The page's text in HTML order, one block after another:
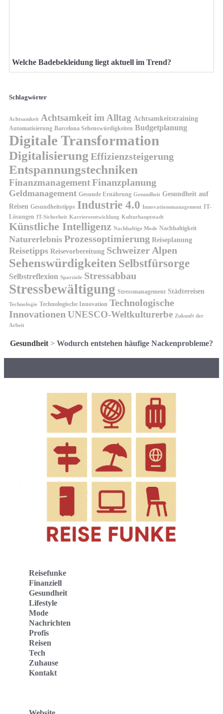
Welche Badebekleidung liegt aktuell im Trend?
Schlagwörter
Achtsamkeit Achtsamkeit im Alltag Achtsamkeitstraining
Automatisierung Barcelona Sehenswürdigkeiten Budgetplanung
Digitale Transformation
Digitalisierung Effizienzsteigerung
Entspannungstechniken
FinanzmanagementFinanzplanung
Geldmanagement Gesunde Ernährung Gesundheit Gesundheit auf
Reisen Gesundheitstipps Industrie 4.0 Innovationsmanagement IT-
Lösungen IT-Sicherheit Karriereentwicklung Kulturhauptstadt
Künstliche Intelligenz Nachhaltige Mode Nachhaltigkeit
Naturerlebnis Prozessoptimierung Reiseplanung
Reisetipps Reisevorbereitung Schweizer Alpen
Sehenswürdigkeiten Selbstfürsorge
Selbstreflexion Sparziele Stressabbau
Stressbewältigung Stressmanagement Städtereisen
Technologie Technologische Innovation Technologische
Innovationen UNESCO-Weltkulturerbe Zukunft der
Arbeit
Gesundheit > Wodurch entstehen häufige Nackenprobleme?
Reisefunke
Finanziell
Gesundheit
Lifestyle
Mode
Nachrichten
Profis
Reisen
Tech
Zuhause
Kontakt